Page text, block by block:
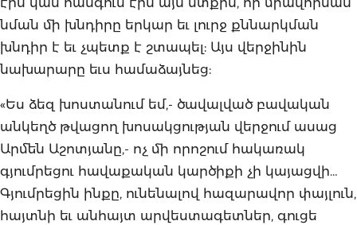
նման մի խնդիրը երկար եւ լուրջ քննարկման
խնդիր է եւ չպետք է շտապել: Այս վերջինին
նախարարը եւս համաձայնեց:
«Ես ձեզ խոստանում եմ,- ծավալված բավական
անկեղծ թվացող խոսակցության վերջում ասաց
Արմեն Աշոտյանը,- ոչ մի որոշում հակառակ
գյումրեցու հավաքական կարծիքի չի կայացվի…
Գյումրեցին ինքը, ունենալով հազարավոր փայլուն,
հայտնի եւ անհայտ արվեստագետներ, գուցե